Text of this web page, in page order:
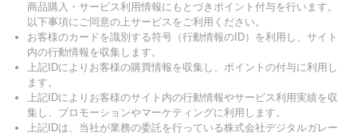
商品購入・サービス利用情報にもとづきポイント付与を行います。
以下事項にご同意の上サービスをご利用ください。
お客様のカードを識別する符号（行動情報のID）を利用し、サイト
内の行動情報を収集します。
上記IDによりお客様の購買情報を収集し、ポイントの付与に利用し
ます。
上記IDによりお客様のサイト内の行動情報やサービス利用実績を収
集し、プロモーションやマーケティングに利用します。
上記IDは、当社が業務の委託を行っている株式会社デジタルガレー